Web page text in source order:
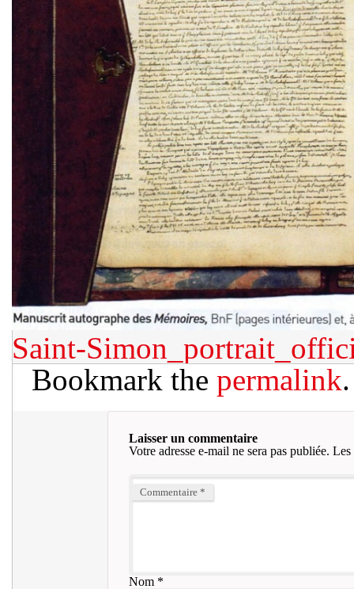
Saint-
Bookmark the permalink.
Laisser un commentaire
Votre adresse e-mail ne sera pas publiée. Les
Commentaire *
Nom*